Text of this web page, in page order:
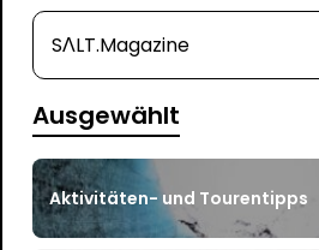
SΛLT.Magazine
Ausgewählt
Aktivitäten- und Tourentipps